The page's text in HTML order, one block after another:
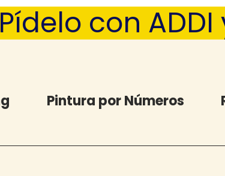
con
Pintura por Números